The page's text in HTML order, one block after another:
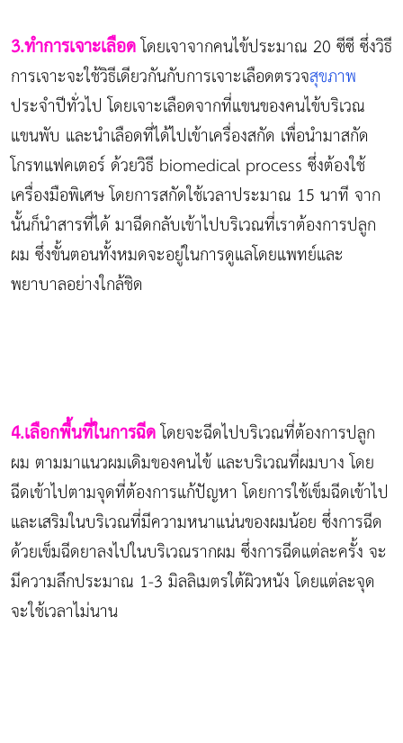
3.ทำการเจาะเลือดโดยเจาจากคนไข้ประมาณ 20 ซีซี ซึ่งวิธี
การเจาะจะใช้วิธีเดียวกันกับการเจาะเลือดตรวจสุขภาพ
ประจำปีทั่วไป โดยเจาะเลือดจากที่แขนของคนไข้บริเวณ
แขนพับ และนำเลือดที่ได้ไปเข้าเครื่องสกัด เพื่อนำมาสกัด
โกรทแฟคเตอร์ ด้วยวิธี biomedical process ซึ่งต้องใช้
เครื่องมือพิเศษ โดยการสกัดใช้เวลาประมาณ 15 นาที จาก
นั้นก็นำสารที่ได้ มาฉีดกลับเข้าไปบริเวณที่เราต้องการปลูก
ผม ซึ่งขั้นตอนทั้งหมดจะอยู่ในการดูแลโดยแพทย์และ
พยาบาลอย่างใกล้ชิด
4.เลือกพื้นที่ในการฉีดโดยจะฉีดไปบริเวณที่ต้องการปลูก
ผม ตามมาแนวผมเดิมของคนไข้ และบริเวณที่ผมบาง โดย
ฉีดเข้าไปตามจุดที่ต้องการแก้ปัญหา โดยการใช้เข็มฉีดเข้าไป
และเสริมในบริเวณที่มีความหนาแน่นของผมน้อย ซึ่งการฉีด
ด้วยเข็มฉีดยาลงไปในบริเวณรากผม ซึ่งการฉีดแต่ละครั้ง จะ
มีความลึกประมาณ 1-3 มิลลิเมตรใต้ผิวหนัง โดยแต่ละจุด
จะใช้เวลาไม่นาน